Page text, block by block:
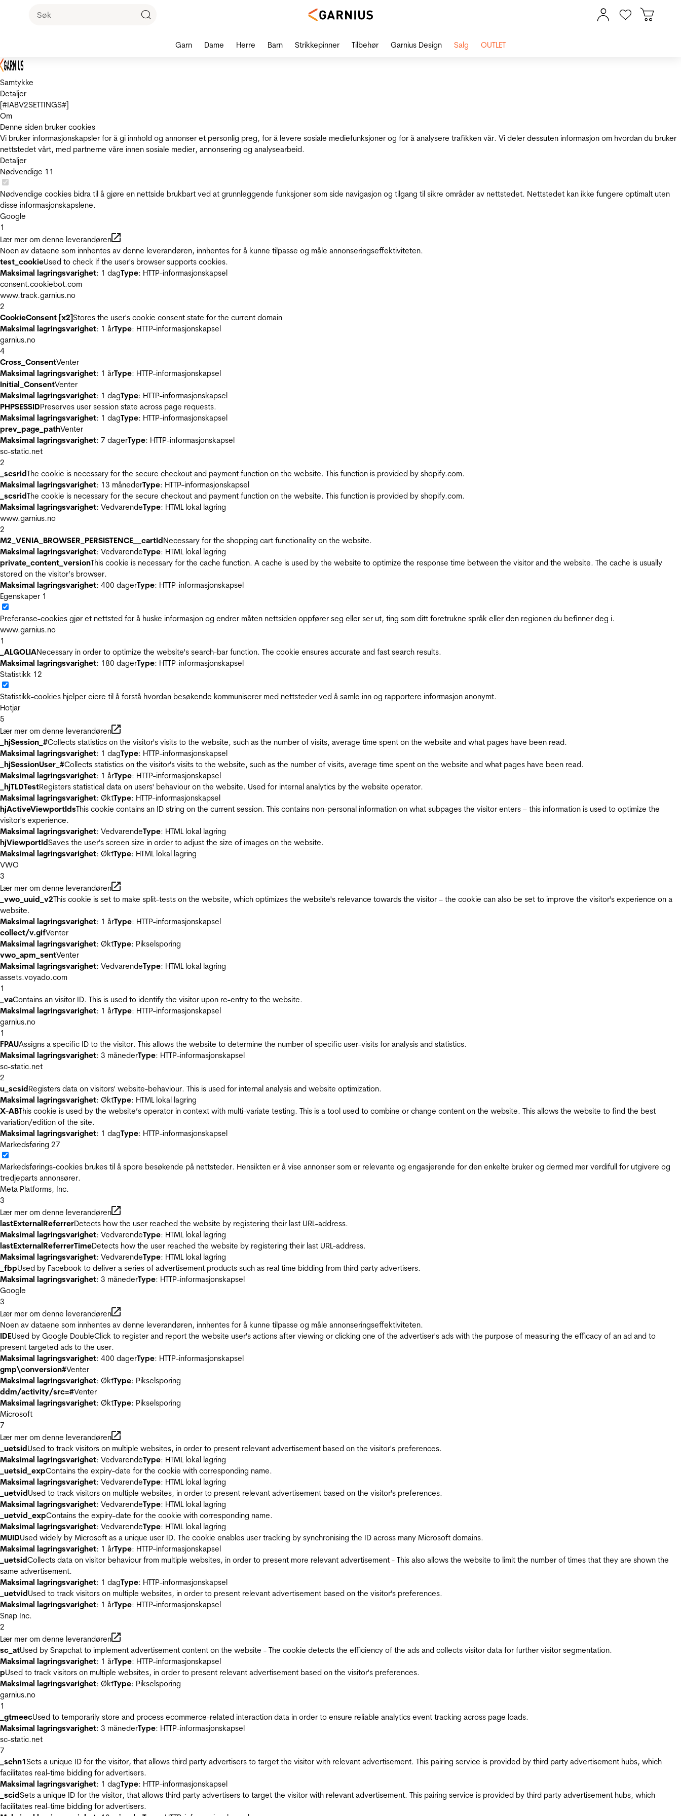
Samtykke
Detaljer
[#IABV2SETTINGS#]
Om
Denne siden bruker cookies
Vi bruker informasjonskapsler for å gi innhold og annonser et personlig preg, for å levere sosiale mediefunksjoner og for å analysere trafikken vår. Vi deler dessuten informasjon om hvordan du bruker
nettstedet vårt, med partnerne våre innen sosiale medier, annonsering og analysearbeid.
Detaljer
Nødvendige 11
Nødvendige cookies bidra til å gjøre en nettside brukbart ved at grunnleggende funksjoner som side navigasjon og tilgang til sikre områder av nettstedet. Nettstedet kan ikke fungere optimalt uten
disse informasjonskapslene.
Google
1
Lær mer om denne leverandøren
Noen av dataene som innhentes av denne leverandøren, innhentes for å kunne tilpasse og måle annonseringseffektiviteten.
test_cookieUsed to check if the user's browser supports cookies.
Maksimal lagringsvarighet: 1 dagType: HTTP-informasjonskapsel
consent.cookiebot.com
www.track.garnius.no
2
CookieConsent [x2]Stores the user's cookie consent state for the current domain
Maksimal lagringsvarighet: 1 årType: HTTP-informasjonskapsel
garnius.no
4
Cross_ConsentVenter
Maksimal lagringsvarighet: 1 årType: HTTP-informasjonskapsel
Initial_ConsentVenter
Maksimal lagringsvarighet: 1 dagType: HTTP-informasjonskapsel
PHPSESSIDPreserves user session state across page requests.
Maksimal lagringsvarighet: 1 dagType: HTTP-informasjonskapsel
prev_page_pathVenter
Maksimal lagringsvarighet: 7 dagerType: HTTP-informasjonskapsel
sc-static.net
2
_scsridThe cookie is necessary for the secure checkout and payment function on the website. This function is provided by shopify.com.
Maksimal lagringsvarighet: 13 månederType: HTTP-informasjonskapsel
_scsridThe cookie is necessary for the secure checkout and payment function on the website. This function is provided by shopify.com.
Maksimal lagringsvarighet: VedvarendeType: HTML lokal lagring
www.garnius.no
2
M2_VENIA_BROWSER_PERSISTENCE__cartIdNecessary for the shopping cart functionality on the website.
Maksimal lagringsvarighet: VedvarendeType: HTML lokal lagring
private_content_versionThis cookie is necessary for the cache function. A cache is used by the website to optimize the response time between the visitor and the website. The cache is usually
stored on the visitor’s browser.
Maksimal lagringsvarighet: 400 dagerType: HTTP-informasjonskapsel
Egenskaper 1
Preferanse-cookies gjør et nettsted for å huske informasjon og endrer måten nettsiden oppfører seg eller ser ut, ting som ditt foretrukne språk eller den regionen du befinner deg i.
www.garnius.no
1
_ALGOLIANecessary in order to optimize the website's search-bar function. The cookie ensures accurate and fast search results.
Maksimal lagringsvarighet: 180 dagerType: HTTP-informasjonskapsel
Statistikk 12
Statistikk-cookies hjelper eiere til å forstå hvordan besøkende kommuniserer med nettsteder ved å samle inn og rapportere informasjon anonymt.
Hotjar
5
Lær mer om denne leverandøren
_hjSession_#Collects statistics on the visitor's visits to the website, such as the number of visits, average time spent on the website and what pages have been read.
Maksimal lagringsvarighet: 1 dagType: HTTP-informasjonskapsel
_hjSessionUser_#Collects statistics on the visitor's visits to the website, such as the number of visits, average time spent on the website and what pages have been read.
Maksimal lagringsvarighet: 1 årType: HTTP-informasjonskapsel
_hjTLDTestRegisters statistical data on users' behaviour on the website. Used for internal analytics by the website operator.
Maksimal lagringsvarighet: ØktType: HTTP-informasjonskapsel
hjActiveViewportIdsThis cookie contains an ID string on the current session. This contains non-personal information on what subpages the visitor enters – this information is used to optimize the
visitor's experience.
Maksimal lagringsvarighet: VedvarendeType: HTML lokal lagring
hjViewportIdSaves the user's screen size in order to adjust the size of images on the website.
Maksimal lagringsvarighet: ØktType: HTML lokal lagring
VWO
3
Lær mer om denne leverandøren
_vwo_uuid_v2This cookie is set to make split-tests on the website, which optimizes the website's relevance towards the visitor – the cookie can also be set to improve the visitor's experience on a
website.
Maksimal lagringsvarighet: 1 årType: HTTP-informasjonskapsel
collect/v.gifVenter
Maksimal lagringsvarighet: ØktType: Pikselsporing
vwo_apm_sentVenter
Maksimal lagringsvarighet: VedvarendeType: HTML lokal lagring
assets.voyado.com
1
_vaContains an visitor ID. This is used to identify the visitor upon re-entry to the website.
Maksimal lagringsvarighet: 1 årType: HTTP-informasjonskapsel
garnius.no
1
FPAUAssigns a specific ID to the visitor. This allows the website to determine the number of specific user-visits for analysis and statistics.
Maksimal lagringsvarighet: 3 månederType: HTTP-informasjonskapsel
sc-static.net
2
u_scsidRegisters data on visitors' website-behaviour. This is used for internal analysis and website optimization.
Maksimal lagringsvarighet: ØktType: HTML lokal lagring
X-ABThis cookie is used by the website’s operator in context with multi-variate testing. This is a tool used to combine or change content on the website. This allows the website to find the best
variation/edition of the site.
Maksimal lagringsvarighet: 1 dagType: HTTP-informasjonskapsel
Markedsføring 27
Markedsførings-cookies brukes til å spore besøkende på nettsteder. Hensikten er å vise annonser som er relevante og engasjerende for den enkelte bruker og dermed mer verdifull for utgivere og
tredjeparts annonsører.
Meta Platforms, Inc.
3
Lær mer om denne leverandøren
lastExternalReferrerDetects how the user reached the website by registering their last URL-address.
Maksimal lagringsvarighet: VedvarendeType: HTML lokal lagring
lastExternalReferrerTimeDetects how the user reached the website by registering their last URL-address.
Maksimal lagringsvarighet: VedvarendeType: HTML lokal lagring
_fbpUsed by Facebook to deliver a series of advertisement products such as real time bidding from third party advertisers.
Maksimal lagringsvarighet: 3 månederType: HTTP-informasjonskapsel
Google
3
Lær mer om denne leverandøren
Noen av dataene som innhentes av denne leverandøren, innhentes for å kunne tilpasse og måle annonseringseffektiviteten.
IDEUsed by Google DoubleClick to register and report the website user's actions after viewing or clicking one of the advertiser's ads with the purpose of measuring the efficacy of an ad and to
present targeted ads to the user.
Maksimal lagringsvarighet: 400 dagerType: HTTP-informasjonskapsel
gmp\conversion#Venter
Maksimal lagringsvarighet: ØktType: Pikselsporing
ddm/activity/src=#Venter
Maksimal lagringsvarighet: ØktType: Pikselsporing
Microsoft
7
Lær mer om denne leverandøren
_uetsidUsed to track visitors on multiple websites, in order to present relevant advertisement based on the visitor's preferences.
Maksimal lagringsvarighet: VedvarendeType: HTML lokal lagring
_uetsid_expContains the expiry-date for the cookie with corresponding name.
Maksimal lagringsvarighet: VedvarendeType: HTML lokal lagring
_uetvidUsed to track visitors on multiple websites, in order to present relevant advertisement based on the visitor's preferences.
Maksimal lagringsvarighet: VedvarendeType: HTML lokal lagring
_uetvid_expContains the expiry-date for the cookie with corresponding name.
Maksimal lagringsvarighet: VedvarendeType: HTML lokal lagring
MUIDUsed widely by Microsoft as a unique user ID. The cookie enables user tracking by synchronising the ID across many Microsoft domains.
Maksimal lagringsvarighet: 1 årType: HTTP-informasjonskapsel
_uetsidCollects data on visitor behaviour from multiple websites, in order to present more relevant advertisement - This also allows the website to limit the number of times that they are shown the
same advertisement.
Maksimal lagringsvarighet: 1 dagType: HTTP-informasjonskapsel
_uetvidUsed to track visitors on multiple websites, in order to present relevant advertisement based on the visitor's preferences.
Maksimal lagringsvarighet: 1 årType: HTTP-informasjonskapsel
Snap Inc.
2
Lær mer om denne leverandøren
sc_atUsed by Snapchat to implement advertisement content on the website - The cookie detects the efficiency of the ads and collects visitor data for further visitor segmentation.
Maksimal lagringsvarighet: 1 årType: HTTP-informasjonskapsel
pUsed to track visitors on multiple websites, in order to present relevant advertisement based on the visitor's preferences.
Maksimal lagringsvarighet: ØktType: Pikselsporing
garnius.no
1
_gtmeecUsed to temporarily store and process ecommerce-related interaction data in order to ensure reliable analytics event tracking across page loads.
Maksimal lagringsvarighet: 3 månederType: HTTP-informasjonskapsel
sc-static.net
7
_schn1Sets a unique ID for the visitor, that allows third party advertisers to target the visitor with relevant advertisement. This pairing service is provided by third party advertisement hubs, which
facilitates real-time bidding for advertisers.
Maksimal lagringsvarighet: 1 dagType: HTTP-informasjonskapsel
_scidSets a unique ID for the visitor, that allows third party advertisers to target the visitor with relevant advertisement. This pairing service is provided by third party advertisement hubs, which
facilitates real-time bidding for advertisers.
Garn Dame Herre Barn Strikkepinner Tilbehør Garnius Design Salg OUTLET